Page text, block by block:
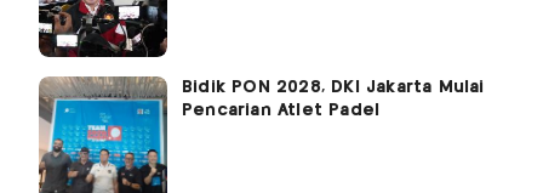
Bidik PON 2028, DKI Jakarta Mulai
Pencarian Atlet Padel